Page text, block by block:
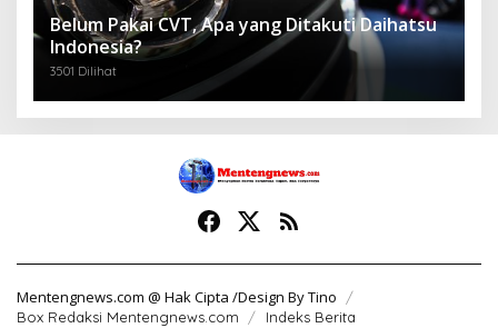
Belum Pakai CVT, Apa yang Ditakuti Daihatsu
Indonesia?
3501 Dilihat
Mentengnews.com @ Hak Cipta /Design By Tino
Box Redaksi Mentengnews.com Indeks Berita